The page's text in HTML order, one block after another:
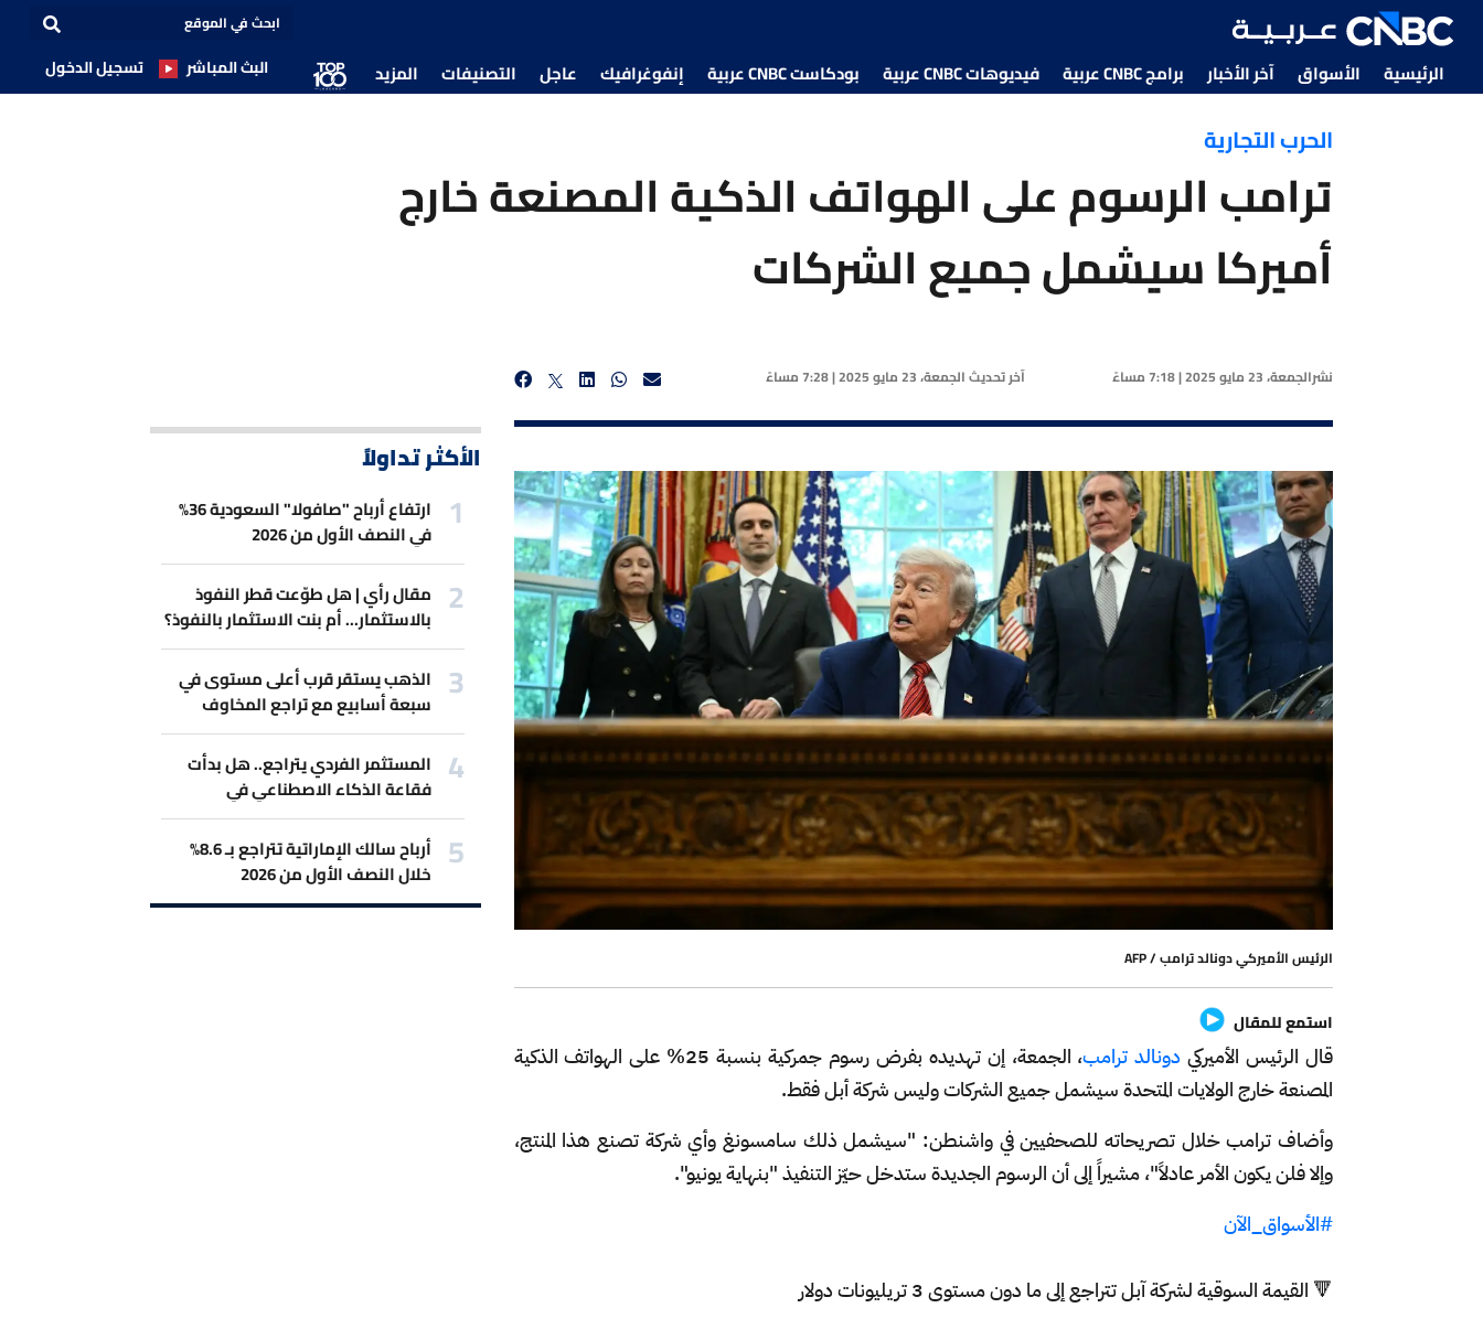
الرئيسية الأسواق آخر الأخبار برامج CNBC عربية فيديوهات CNBC عربية بودكاست CNBC عربية إنفوغرافيك عاجل التصنيفات المزيد البث المباشر تسجيل الدخول
الحرب التجارية
ترامب الرسوم على الهواتف الذكية المصنعة خارج
أميركا سيشمل جميع الشركات
نشرالجمعة، 23 مايو 2025 | 7:18 مساءً آخر تحديثالجمعة، 23 مايو 2025 | 7:28 مساءً
الرئيس الأميركي دونالد ترامب / AFP
استمع للمقال
قال الرئيس الأميركي دونالد ترامب
، الجمعة، إن تهديده بفرض رسوم جمركية بنسبة 25% على الهواتف الذكية
المصنعة خارج الولايات المتحدة سيشمل جميع الشركات وليس شركة أبل فقط.
وأضاف ترامب خلال تصريحاته للصحفيين في واشنطن: "سيشمل ذلك سامسونغ وأي شركة تصنع هذا المنتج،
وإلا فلن يكون الأمر عادلاً"، مشيراً إلى أن الرسوم الجديدة ستدخل حيّز التنفيذ "بنهاية يونيو".
#الأسواق_الآن
🔻 القيمة السوقية لشركة آبل تتراجع إلى ما دون مستوى 3 تريليونات دولار
الأكثر تداولاً
ارتفاع أرباح "صافولا" السعودية 36%
في النصف الأول من 2026
مقال رأي | هل طوّعت قطر النفوذ
بالاستثمار... أم بنت الاستثمار بالنفوذ؟
الذهب يستقر قرب أعلى مستوى في
سبعة أسابيع مع تراجع المخاوف
بشأن رفع الفائدة
المستثمر الفردي يتراجع.. هل بدأت
فقاعة الذكاء الاصطناعي في
الانكماش؟
أرباح سالك الإماراتية تتراجع بـ 8.6%
خلال النصف الأول من 2026